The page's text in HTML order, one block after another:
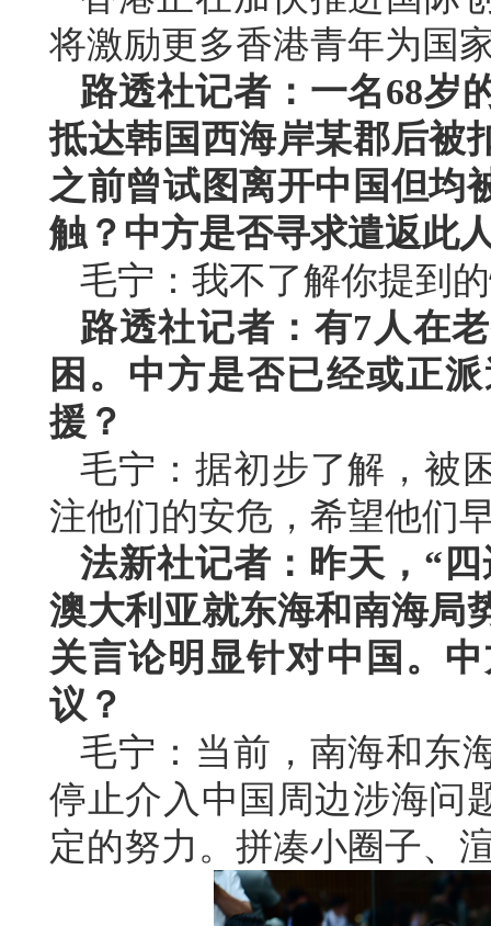
将激励更多香港青年为国
路透社记者：一名68岁
抵达韩国西海岸某郡后被
之前曾试图离开中国但均
触？中方是否寻求遣返此
毛宁：我不了解你提到
路透社记者：有7人在
困。中方是否已经或正
援？
毛宁：据初步了解，被
注他们的安危，希望他们
法新社记者：昨天，“
澳大利亚就东海和南海局
关言论明显针对中国。
议？
毛宁：当前，南海和东
停止介入中国周边涉海问
定的努力。拼凑小圈子、